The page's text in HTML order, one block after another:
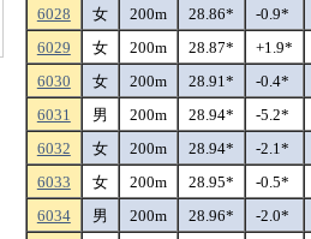
6028
女 200m 28.86*
-0.9*
6029
女 200m 28.87*
+1.9*
6030
女 200m 28.91*
-0.4*
6031
男 200m 28.94*
-5.2*
6032
女 200m 28.94*
-2.1*
6033
女 200m 28.95*
-0.5*
6034
男 200m 28.96*
-2.0*